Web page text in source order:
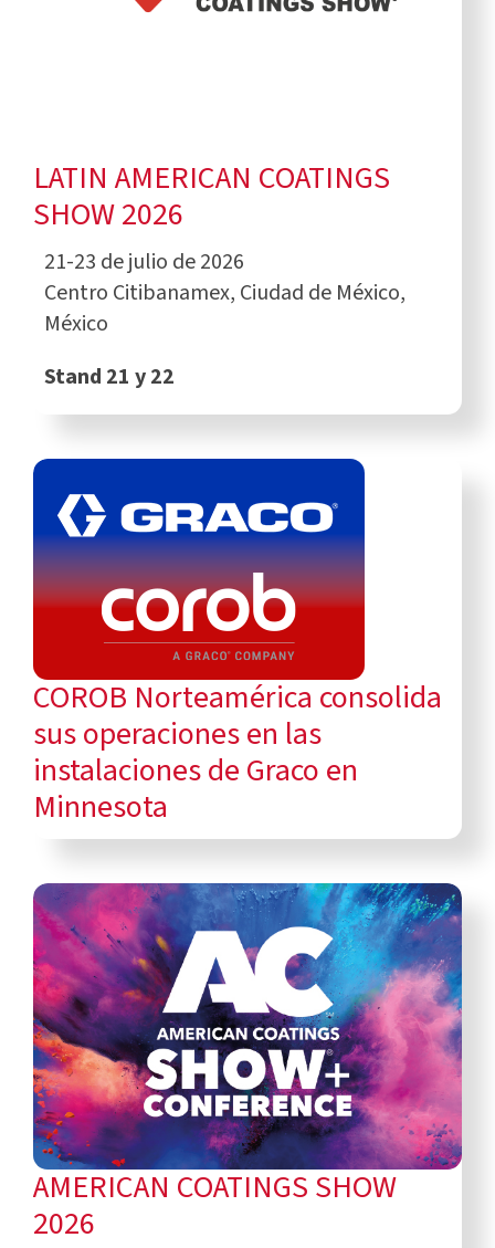
LATIN AMERICAN COATINGS
SHOW 2026
21-23 de julio de 2026
Centro Citibanamex, Ciudad de México,
México
Stand 21 y 22
COROB Norteamérica consolida
sus operaciones en las
instalaciones de Graco en
Minnesota
AMERICAN COATINGS SHOW
2026